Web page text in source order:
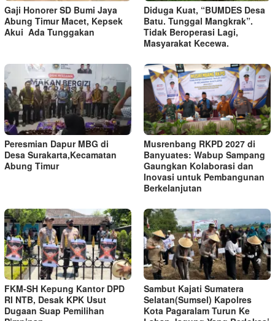
Gaji Honorer SD Bumi Jaya
Abung Timur Macet, Kepsek
Akui Ada Tunggakan
Diduga Kuat, “BUMDES Desa
Batu. Tunggal Mangkrak”.
Tidak Beroperasi Lagi,
Masyarakat Kecewa.
Peresmian Dapur MBG di
Desa Surakarta,Kecamatan
Abung Timur
Musrenbang RKPD 2027 di
Banyuates: Wabup Sampang
Gaungkan Kolaborasi dan
Inovasi untuk Pembangunan
Berkelanjutan
FKM-SH Kepung Kantor DPD
RI NTB, Desak KPK Usut
Dugaan Suap Pemilihan
Sambut Kajati Sumatera
Selatan(Sumsel) Kapolres
Kota Pagaralam Turun Ke